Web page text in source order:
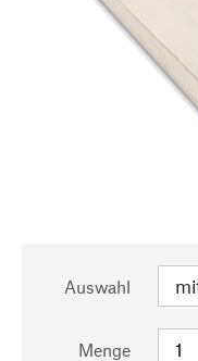
Auswahl
Menge